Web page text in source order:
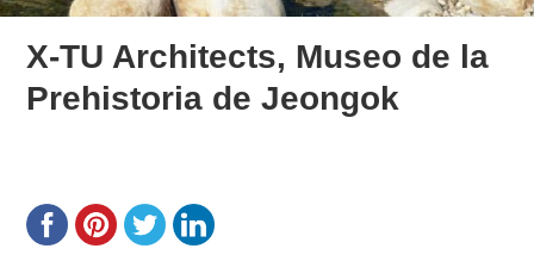
X-TU Architects, Museo de la
Prehistoria de Jeongok